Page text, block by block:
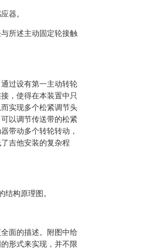
器。
所述主动固定轮接触
过设有第一主动转轮
，使得在本装置中只
实现多个松紧调节头
以调节传送带的松紧
带动多个转轮转动，
吉他安装的复杂程
构原理图。
面的描述。附图中给
形式来实现，并不限